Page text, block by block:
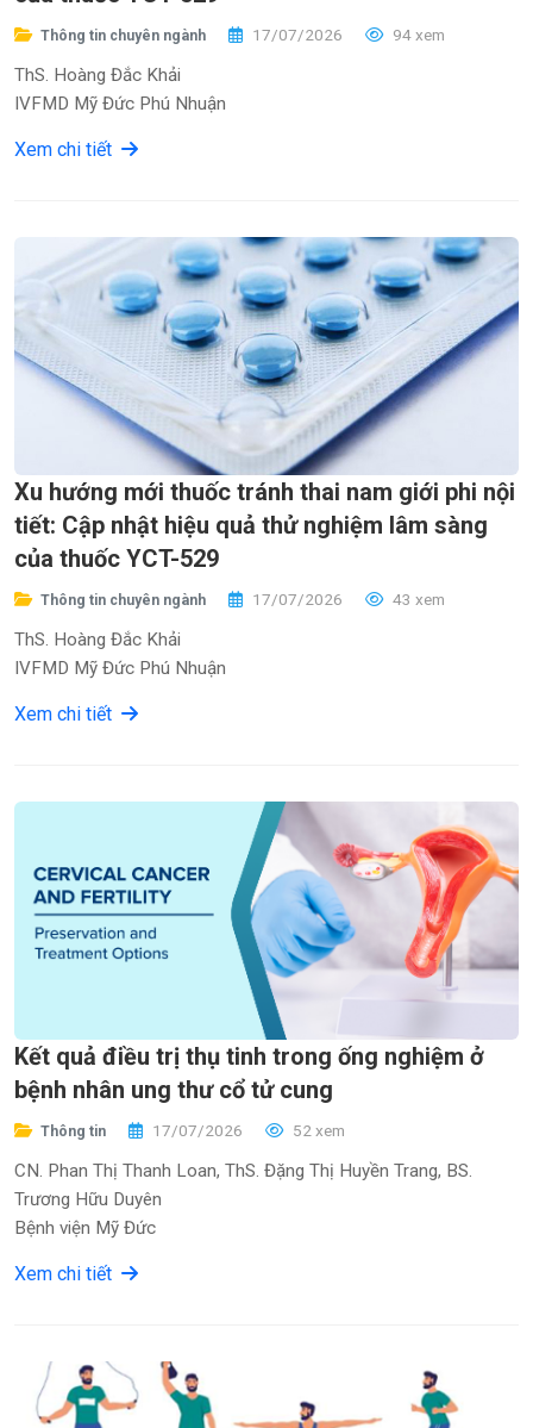
Thông tin chuyên ngành 17/07/2026 94 xem
ThS. Hoàng Đắc Khải
IVFMD Mỹ Đức Phú Nhuận
Xem chi tiết
Xu hướng mới thuốc tránh thai nam giới phi nội
tiết: Cập nhật hiệu quả thử nghiệm lâm sàng
của thuốc YCT-529
Thông tin chuyên ngành 17/07/2026 43 xem
ThS. Hoàng Đắc Khải
IVFMD Mỹ Đức Phú Nhuận
Xem chi tiết
Kết quả điều trị thụ tinh trong ống nghiệm ở
bệnh nhân ung thư cổ tử cung
Thông tin 17/07/2026 52 xem
CN. Phan Thị Thanh Loan, ThS. Đặng Thị Huyền Trang, BS.
Trương Hữu Duyên
Bệnh viện Mỹ Đức
Xem chi tiết